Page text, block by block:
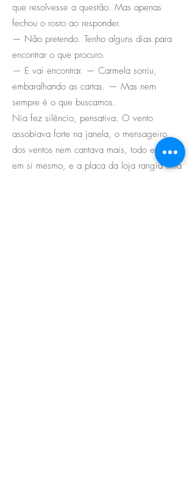
que resolvesse a questão. Mas apenas
fechou o rosto ao responder.
— Não pretendo. Tenho alguns dias para
encontrar o que procuro.
— E vai encontrar. — Carmela sorriu,
embaralhando as cartas. — Mas nem
sempre é o que buscamos.
Nia fez silêncio, pensativa. O vento
assobiava forte na janela, o mensageiro
dos ventos nem cantava mais, todo enrolado
em si mesmo, e a placa da loja rangia uma